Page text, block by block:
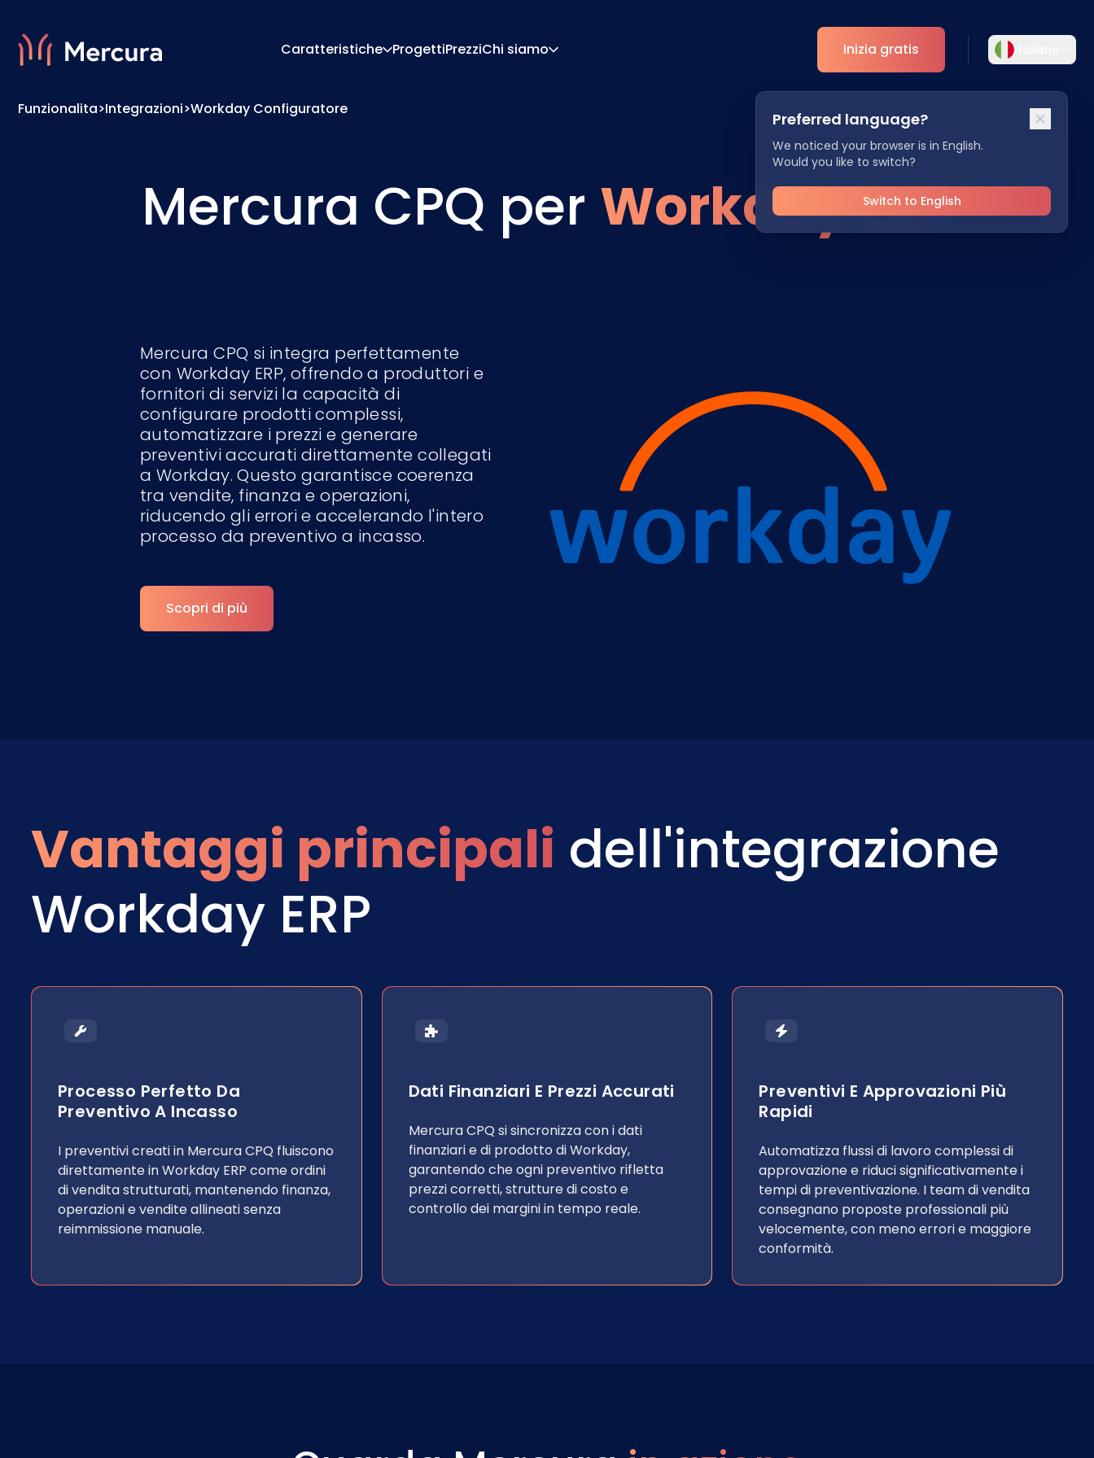
Caratteristiche
Analytics
ProgettiPrezziChi siamo
Contattaci Partner
Preferred language?
We noticed your browser is in English.
Would you like to switch?
Switch to English
Inizia gratis
Scegliete la vostra lingua preferita per
un'esperienza più personalizzata.
English Deutsch
Español Dansk
Funzionalita>Integrazioni>Workday Configuratore
Mercura CPQ per Workday ERP
Mercura CPQ si integra perfettamente
con Workday ERP, offrendo a produttori e
fornitori di servizi la capacità di
configurare prodotti complessi,
automatizzare i prezzi e generare
preventivi accurati direttamente collegati
a Workday. Questo garantisce coerenza
tra vendite, finanza e operazioni,
riducendo gli errori e accelerando l'intero
processo da preventivo a incasso.
Scopri di più
Vantaggi principali dell'integrazione
Workday ERP
Processo Perfetto Da
Preventivo A Incasso
I preventivi creati in Mercura CPQ fluiscono
direttamente in Workday ERP come ordini
di vendita strutturati, mantenendo finanza,
operazioni e vendite allineati senza
reimmissione manuale.
Dati Finanziari E Prezzi Accurati
Mercura CPQ si sincronizza con i dati
finanziari e di prodotto di Workday,
garantendo che ogni preventivo rifletta
prezzi corretti, strutture di costo e
controllo dei margini in tempo reale.
Preventivi E Approvazioni Più
Rapidi
Automatizza flussi di lavoro complessi di
approvazione e riduci significativamente i
tempi di preventivazione. I team di vendita
consegnano proposte professionali più
velocemente, con meno errori e maggiore
conformità.